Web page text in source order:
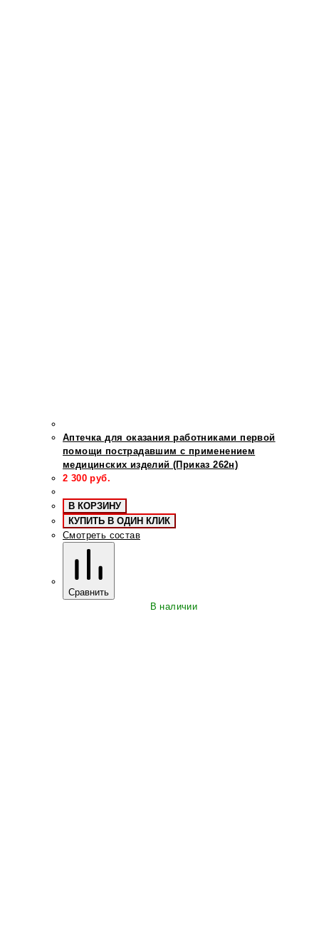
Аптечка для оказания работниками первой
помощи пострадавшим с применением
медицинских изделий (Приказ 262н)
2 300 руб.
В КОРЗИНУ
КУПИТЬ В ОДИН КЛИК
Смотреть состав
Сравнить
В наличии